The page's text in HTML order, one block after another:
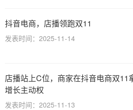
抖音电商，店播领跑双11
发表时间：2025-11-14
店播站上C位，商家在抖音电商双11
增长主动权
发表时间：2025-11-13